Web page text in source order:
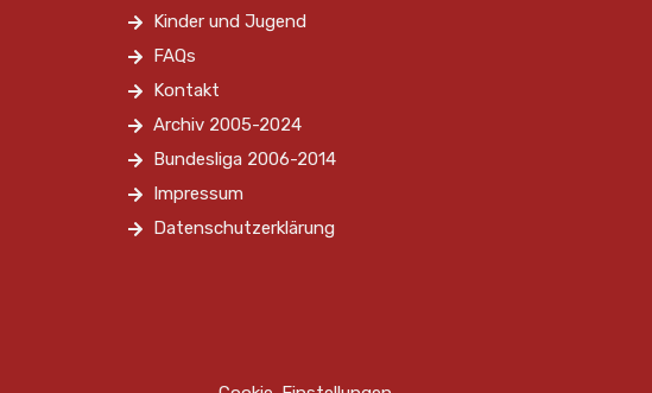
Kinder und Jugend
FAQs
Kontakt
Archiv 2005-2024
Bundesliga 2006-2014
Impressum
Datenschutzerklärung